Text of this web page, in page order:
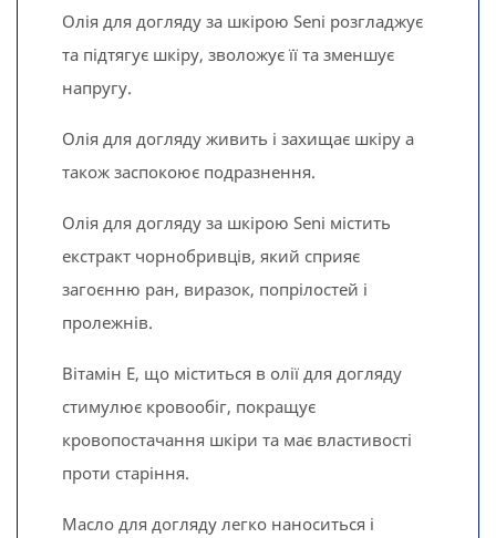
Олія для догляду за шкірою Seni розгладжує
та підтягує шкіру, зволожує її та зменшує
напругу.
Олія для догляду живить і захищає шкіру а
також заспокоює подразнення.
Олія для догляду за шкірою Senі містить
екстракт чорнобривців, який сприяє
загоєнню ран, виразок, попрілостей і
пролежнів.
Вітамін Е, що міститься в олії для догляду
стимулює кровообіг, покращує
кровопостачання шкіри та має властивості
проти старіння.
Масло для догляду легко наноситься і